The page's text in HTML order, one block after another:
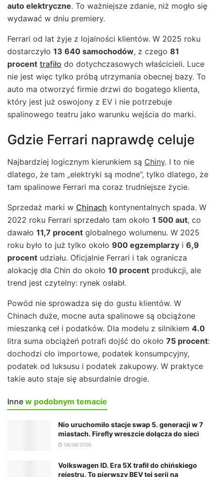
auto elektryczne. To ważniejsze zdanie, niż mogło się
wydawać w dniu premiery.
Ferrari od lat żyje z lojalności klientów. W 2025 roku
dostarczyło 13 640 samochodów, z czego 81
procent trafiło do dotychczasowych właścicieli. Luce
nie jest więc tylko próbą utrzymania obecnej bazy. To
auto ma otworzyć firmie drzwi do bogatego klienta,
który jest już oswojony z EV i nie potrzebuje
spalinowego teatru jako warunku wejścia do marki.
Gdzie Ferrari naprawdę celuje
Najbardziej logicznym kierunkiem są Chiny. I to nie
dlatego, że tam „elektryki są modne”, tylko dlatego, że
tam spalinowe Ferrari ma coraz trudniejsze życie.
Sprzedaż marki w Chinach kontynentalnych spada. W
2022 roku Ferrari sprzedało tam około 1 500 aut, co
dawało 11,7 procent globalnego wolumenu. W 2025
roku było to już tylko około 900 egzemplarzy i 6,9
procent udziału. Oficjalnie Ferrari i tak ogranicza
alokację dla Chin do około 10 procent produkcji, ale
trend jest czytelny: rynek osłabł.
Powód nie sprowadza się do gustu klientów. W
Chinach duże, mocne auta spalinowe są obciążone
mieszanką ceł i podatków. Dla modelu z silnikiem 4.0
litra suma obciążeń potrafi dojść do około 75 procent:
dochodzi cło importowe, podatek konsumpcyjny,
podatek od luksusu i podatek zakupowy. W praktyce
takie auto staje się absurdalnie drogie.
Inne w podobnym temacie
Nio uruchomiło stacje swap 5. generacji w 7
miastach. Firefly wreszcie dołącza do sieci
08/08/2026
Volkswagen ID. Era 5X trafił do chińskiego
rejestru. To pierwszy BEV tej serii na